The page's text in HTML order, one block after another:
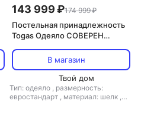
143 999 ₽174 999 ₽
Постельная принадлежность
Togas Одеяло СОВЕРЕН
канадского гуся в шелке,
1014.00110
В магазин
Твой дом
Тип: одеяло , размерность:
евростандарт , материал: шелк ,